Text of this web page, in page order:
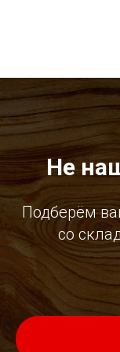
Не
Подберём
со